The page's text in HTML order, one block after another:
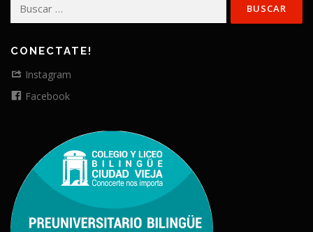
CONECTATE!
Instagram
Facebook